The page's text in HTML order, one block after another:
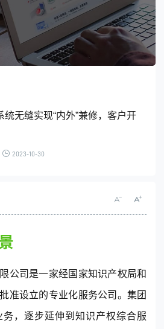
All Rights Reserved
无缝实现“内外”兼修，客户开
2023-10-30
公司是一家经国家知识产权局和
准设立的专业化服务公司。集团
，逐步延伸到知识产权综合服